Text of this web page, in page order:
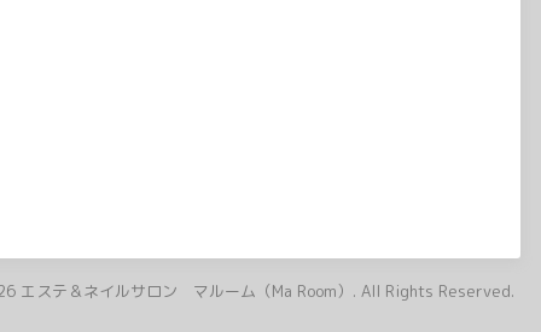
エステ＆ネイルサロン マルーム（Ma Room） . All Rights Reserved.